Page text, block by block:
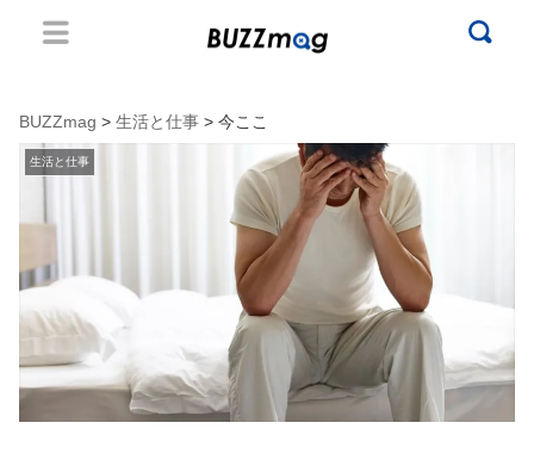
BUZZmag > 生活と仕事 > 今ここ
生活と仕事